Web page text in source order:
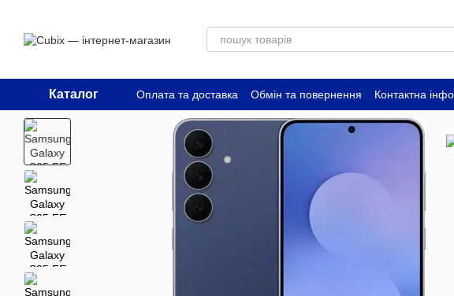
Каталог Оплата та доставка Обмін та повернення Контактна